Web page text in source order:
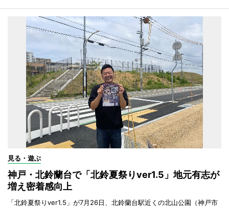
見る・遊ぶ
神戸・北鈴蘭台で「北鈴夏祭りver1.5」地元有志が
増え密着感向上
「北鈴夏祭りver1.5」が7月26日、北鈴蘭台駅近くの北山公園（神戸市